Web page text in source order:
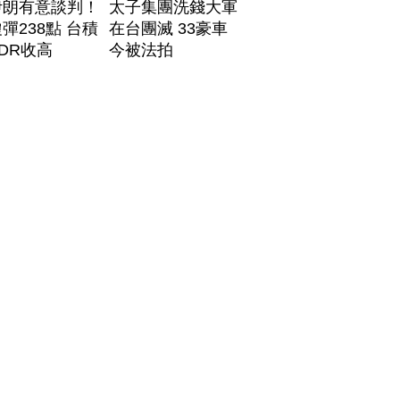
有意談判！
238點 台積
收高
太子集團洗錢大軍
在台團滅 33豪車
今被法拍